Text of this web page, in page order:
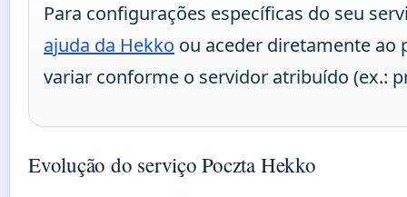
Para configurações específicas do seu
ajuda da Hekko ou aceder diretamente ao
variar conforme o servidor atribuído (ex.:
Evolução do serviço Poczta Hekko